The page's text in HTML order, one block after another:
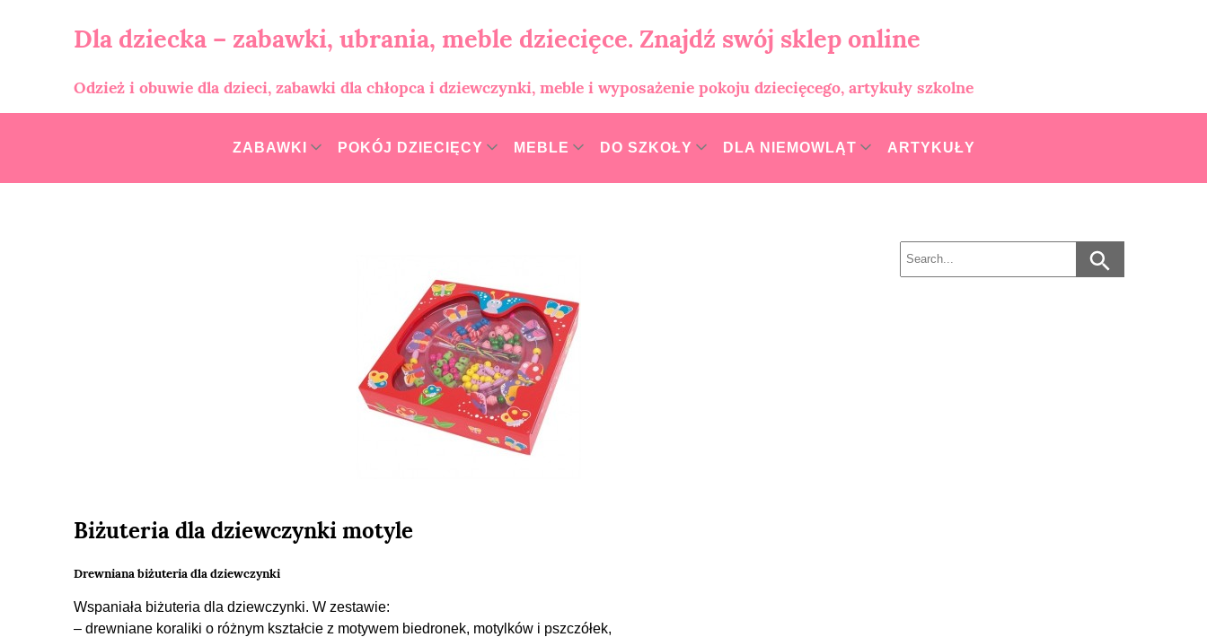
Dla dziecka – zabawki, ubrania, meble dziecięce. Znajdź swój sklep online
Odzież i obuwie dla dzieci, zabawki dla chłopca i dziewczynki, meble i wyposażenie pokoju dziecięcego, artykuły szkolne
ZABAWKI POKÓJ DZIECIĘCY MEBLE DO SZKOŁY DLA NIEMOWLĄT ARTYKUŁY
Biżuteria dla dziewczynki motyle
Drewniana biżuteria dla dziewczynki
Wspaniała biżuteria dla dziewczynki. W zestawie:
– drewniane koraliki o różnym kształcie z motywem biedronek, motylków i pszczółek,